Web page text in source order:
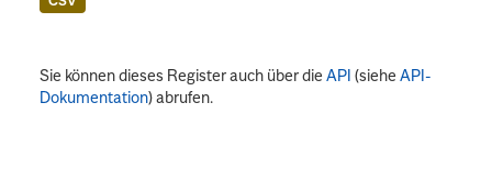
Sie können dieses Register auch über dieAPI (sieheAPI-
Dokumentation) abrufen.